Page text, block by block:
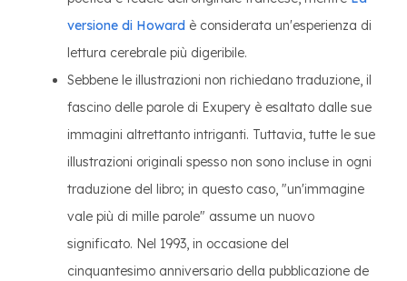
versione di Howard è considerata un'esperienza di
lettura cerebrale più digeribile.
Sebbene le illustrazioni non richiedano traduzione, il
fascino delle parole di Exupery è esaltato dalle sue
immagini altrettanto intriganti. Tuttavia, tutte le sue
illustrazioni originali spesso non sono incluse in ogni
traduzione del libro; in questo caso, "un'immagine
vale più di mille parole" assume un nuovo
significato. Nel 1993, in occasione del
cinquantesimo anniversario della pubblicazione de